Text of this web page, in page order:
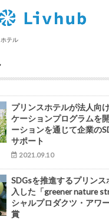
テル
プリンスホテルが法人向
ケーションプログラムを
ーションを通じて企業の
サポート
2021.09.10
SDGsを推進するプリンス
入した「greener nature
シャルプロダクツ・アワ
賞